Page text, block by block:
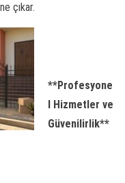
çıkar.
**Profesyone
l Hizmetler ve
Güvenilirlik**